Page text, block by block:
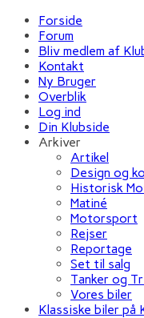
Forside
Forum
Bliv medlem af
Kontakt
Ny Bruger
Overblik
Log ind
Din Klubside
Arkiver
Artikel
Design og
Historisk
Matiné
Motorsport
Rejser
Reportage
Set til salg
Tanker og
Vores biler
Klassiske biler på